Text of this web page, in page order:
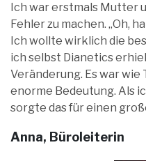
Ich war erstmals Mutter
Fehler zu machen. „Oh,
Ich wollte wirklich die
ich selbst Dianetics
Veränderung. Es war wie
enorme Bedeutung. Als
sorgte das für einen
Anna, Büroleiterin